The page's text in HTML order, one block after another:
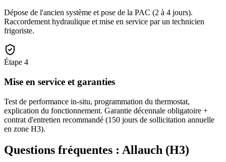
Dépose de l'ancien système et pose de la PAC (2 à 4 jours).
Raccordement hydraulique et mise en service par un technicien
frigoriste.
Étape 4
Mise en service et garanties
Test de performance in-situ, programmation du thermostat,
explication du fonctionnement. Garantie décennale obligatoire +
contrat d'entretien recommandé (150 jours de sollicitation annuelle
en zone H3).
Questions fréquentes : Allauch (H3)